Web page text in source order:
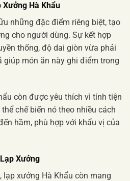
Hà Khẩu
những đặc điểm riêng biệt, tạo
cho người dùng. Sự kết hợp
thống, độ dai giòn vừa phải
món ăn này ghi điểm trong
còn được yêu thích vì tính tiện
chế biến nó theo nhiều cách
hầm, phù hợp với khẩu vị của
Xưởng
lạp xưởng Hà Khẩu còn mang